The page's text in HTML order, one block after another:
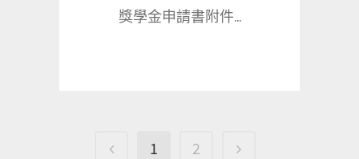
獎學金申請書附件...
1 2